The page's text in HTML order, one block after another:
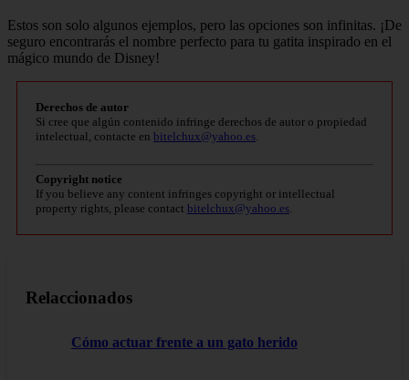
Estos son solo algunos ejemplos, pero las opciones son infinitas. ¡De
seguro encontrarás el nombre perfecto para tu gatita inspirado en el
mágico mundo de Disney!
Derechos de autor
Si cree que algún contenido infringe derechos de autor o propiedad
intelectual, contacte en bitelchux@yahoo.es
Copyright notice
If you believe any content infringes copyright or intellectual
property rights, please contact bitelchux@yahoo.es
Relaccionados
Cómo actuar frente a un gato herido